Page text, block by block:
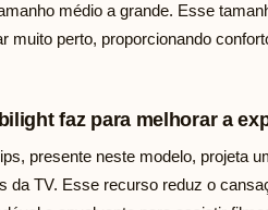
médio a grande. Esse
muito perto, proporcionando
faz para melhorar a
presente neste modelo, projeta
da TV. Esse recurso reduz o